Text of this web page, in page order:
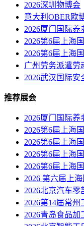
2026深圳物博会
意大利OBER欧
2026厦门国际
2026第6届上海
2026第6届上海
广州劳务派遣劳
2026武汉国际
推荐展会
2026厦门国际
2026第6届上海
2026第6届上海
2026第6届上海
2026第6届上海
2026 第六届上
2026北京汽车
2026第14届常州
2026青岛食品加